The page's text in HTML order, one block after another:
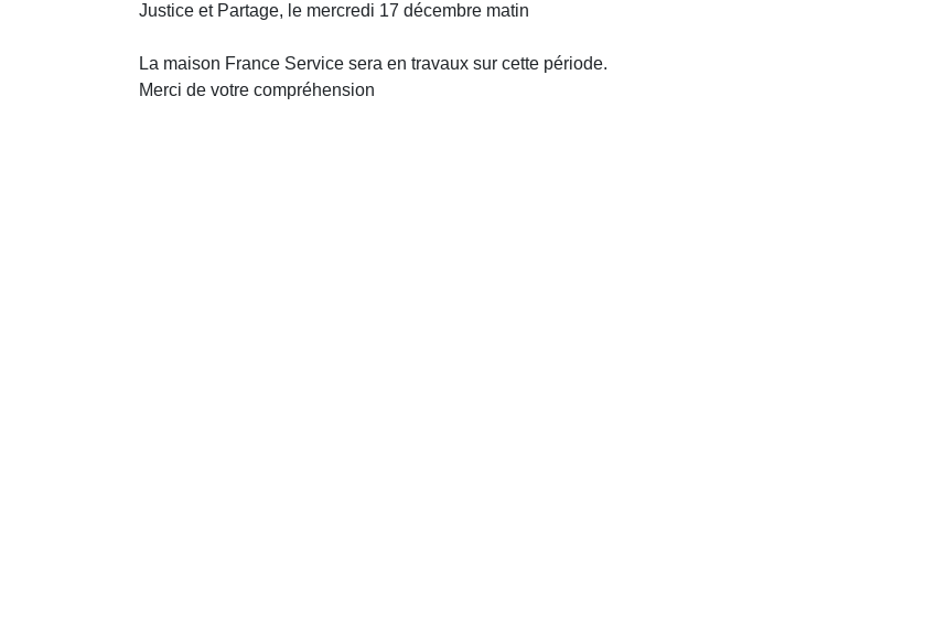
Justice et Partage, le mercredi 17 décembre matin
La maison France Service sera en travaux sur cette période.
Merci de votre compréhension